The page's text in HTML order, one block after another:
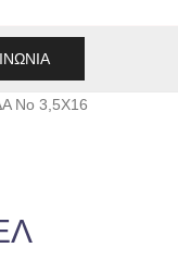
No 3,5Χ16